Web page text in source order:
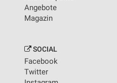
Angebote
Magazin
SOCIAL
Facebook
Twitter